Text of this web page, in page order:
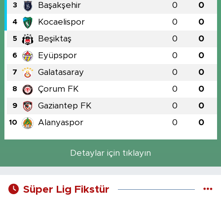
3 Başakşehir 0 0
4 Kocaelispor 0 0
5 Beşiktaş 0 0
6 Eyüpspor 0 0
7 Galatasaray 0 0
8 Çorum FK 0 0
9 Gaziantep FK 0 0
10 Alanyaspor 0 0
Detaylar için tıklayın
Süper Lig Fikstür